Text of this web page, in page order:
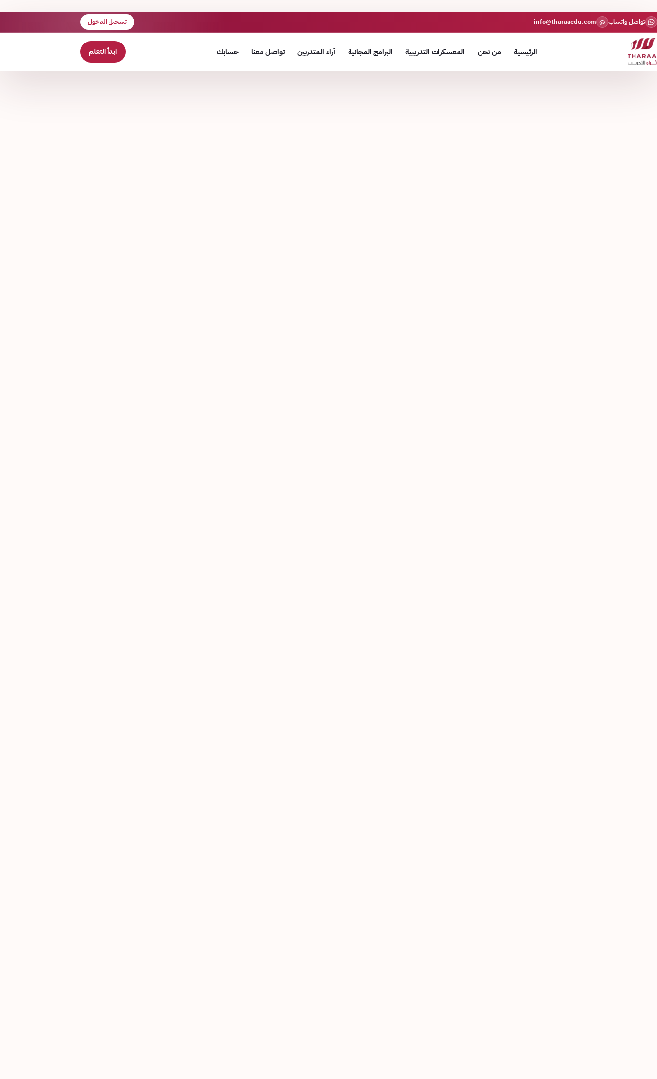
تواصل واتساب @
info@tharaaedu.com تسجيل الدخول
الرئيسية من نحن المعسكرات التدريبية البرامج المجانية آراء المتدربين تواصل معنا حسابك ابدأ التعلم